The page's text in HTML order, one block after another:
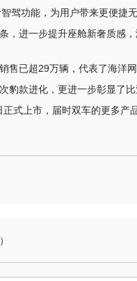
驾功能，为用户带来更便捷
，进一步提升座舱新奢质感，
售已超29万辆，代表了海洋
豹款进化，更进一步彰显了
正式上市，届时双车的更多产